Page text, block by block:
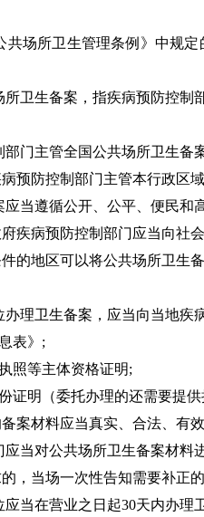
共场所卫生管理条例》中规
所卫生备案，指疾病预防控制
门主管全国公共场所卫生备
预防控制部门主管本行政区
当遵循公开、公平、便民和
疾病预防控制部门应当向社
的地区可以将公共场所卫生
理卫生备案，应当向当地疾
表》 ;
照等主体资格证明;
证明（委托办理的还需要提
案材料应当真实、合法、有
当对公共场所卫生备案材料
，当场一次性告知需要补正的
当在营业之日起30天内办理